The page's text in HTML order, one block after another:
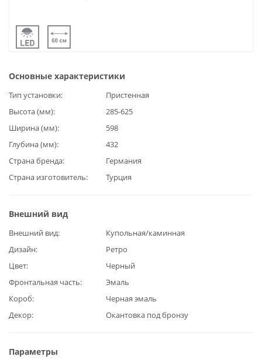
Основные характеристики
Тип установки
Пристенная
Высота (мм)
285-625
Ширина (мм)
598
Глубина (мм)
432
Страна бренда
Германия
Страна изготовитель
Турция
Внешний вид
Внешний вид
Купольная/каминная
Дизайн
Ретро
Цвет
Черный
Фронтальная часть
Эмаль
Короб
Черная эмаль
Декор
Окантовка под бронзу
Параметры